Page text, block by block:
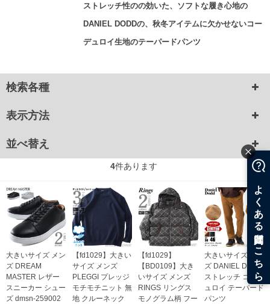
ストレッチ性のの効いた、ソフトな履き心地の
DANIEL DODDの、秋冬アイテムに欠かせないコー
デュロイ生地のテーパードパンツ
検索各種
表示方法
並べ替え
4件あります
大きいサイズ メン
ズ DREAM
MASTER レザー
スニーカー シュー
ズ dmsn-259002
【fd1029】大きい
サイズ メンズ
PLEGGI プレッジ
モチモチニット 無
地 クルーネック
【fd1029】
【BD0109】大き
いサイズ メンズ
RINGS リングス
モノグラム柄 フー
大きいサイズ メン
ズ DANIEL DODD
ストレッチ コーデ
ュロイ テーパード
パンツ